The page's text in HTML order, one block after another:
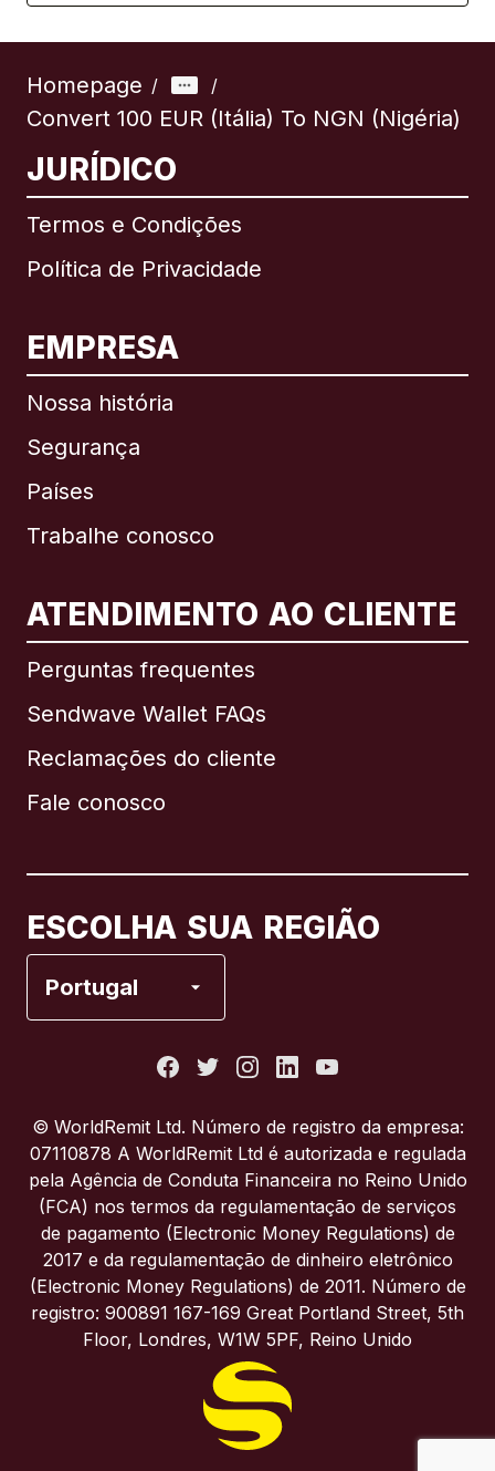
Homepage / /
Convert 100 EUR (Itália) To NGN (Nigéria)
JURÍDICO
Termos e Condições
Política de Privacidade
EMPRESA
Nossa história
Segurança
Países
Trabalhe conosco
ATENDIMENTO AO CLIENTE
Perguntas frequentes
Sendwave Wallet FAQs
Reclamações do cliente
Fale conosco
ESCOLHA SUA REGIÃO
Portugal
Internacional English
Brasil
Itália
Portugal
Reino Unido
© WorldRemit Ltd. Número de registro da empresa:
07110878 A WorldRemit Ltd é autorizada e regulada
pela Agência de Conduta Financeira no Reino Unido
(FCA) nos termos da regulamentação de serviços
de pagamento (Electronic Money Regulations) de
2017 e da regulamentação de dinheiro eletrônico
(Electronic Money Regulations) de 2011. Número de
registro: 900891 167-169 Great Portland Street, 5th
Floor, Londres, W1W 5PF, Reino Unido